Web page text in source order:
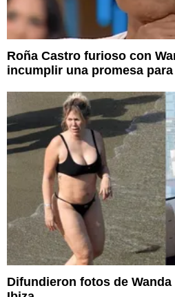
Roña Castro furioso con
incumplir una promesa
Difundieron fotos de